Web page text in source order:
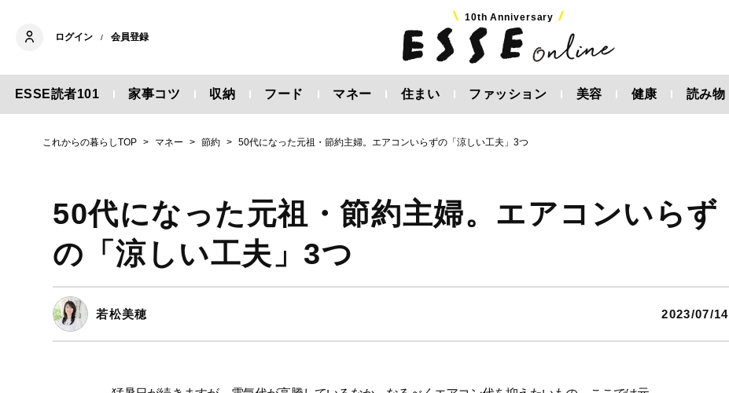
ログイン / 会員登録
10th Anniversary
ESSE読者101 家事コツ 収納 フード マネー 住まい ファッション 美容 健康 読み物
これからの暮らしTOP マネー 節約 50代になった元祖・節約主婦。エアコンいらずの「涼しい工夫」3つ
50代になった元祖・節約主婦。エアコンいらず
の「涼しい工夫」3つ
若松美穂 2023/07/14